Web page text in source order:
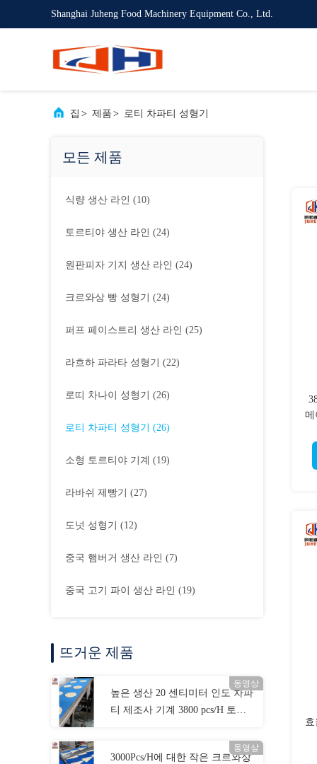
Shanghai Juheng Food Machinery Equipment Co., Ltd.
집 > 제품 > 로티 차파티 성형기
모든 제품
식량 생산 라인 (10)
토르티야 생산 라인 (24)
원판피자 기지 생산 라인 (24)
크르와상 빵 성형기 (24)
퍼프 페이스트리 생산 라인 (25)
라흐하 파라타 성형기 (22)
로띠 차나이 성형기 (26)
로티 차파티 성형기 (26)
소형 토르티야 기계 (19)
라바쉬 제빵기 (27)
도넛 성형기 (12)
중국 햄버거 생산 라인 (7)
중국 고기 파이 생산 라인 (19)
뜨거운 제품
동영상
높은 생산 20 센티미터 인도 차파
티 제조사 기계 3800 pcs/H 토르
동영상
3000Pcs/H에 대한 작은 크르와상
메